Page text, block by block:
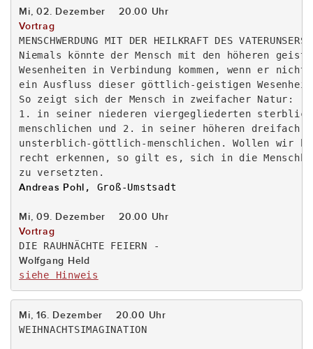
Vortrag
MENSCHWERDUNG MIT DER HEILKRAFT DES VATERUNSERS
Niemals könnte der Mensch mit den höheren
Wesenheiten in Verbindung kommen, wenn er
ein Ausfluss dieser göttlich-geistigen
So zeigt sich der Mensch in zweifacher Natur:
1. in seiner niederen viergegliederten
menschlichen und 2. in seiner höheren dreifach
unsterblich-göttlich-menschlichen. Wollen wir
recht erkennen, so gilt es, sich in die
Andreas Pohl , Groß-Umstsadt
Vortrag
siehe Hinweis
WEIHNACHTSIMAGINATION